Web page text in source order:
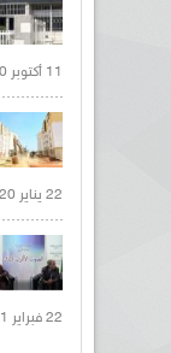
11 أكتوبر 2020 |
22 يناير 2020 |
22 فبراير 2021 |